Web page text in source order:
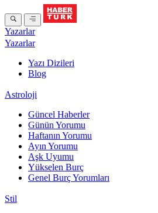
Yazarlar
Yazarlar
Yazı Dizileri
Blog
Astroloji
Güncel Haberler
Günün Yorumu
Haftanın Yorumu
Ayın Yorumu
Aşk Uyumu
Yükselen Burç
Genel Burç Yorumları
Stil